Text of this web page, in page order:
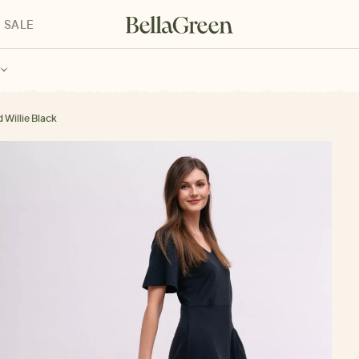
für Kinder
SALE
Willie Black